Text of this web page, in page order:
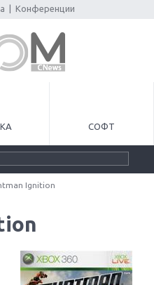
Конференции
СОФТ
Ignition